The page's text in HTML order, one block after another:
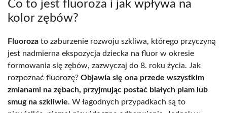
Co to jest fluoroza i jak wpływa na
kolor zębów?
Fluoroza to zaburzenie rozwoju szkliwa, którego przyczyną
jest nadmierna ekspozycja dziecka na fluor w okresie
formowania się zębów, zazwyczaj do 8. roku życia. Jak
rozpoznać fluorozę? Objawia się ona przede wszystkim
zmianami na zębach, przyjmując postać białych plam lub
smug na szkliwie. W łagodnych przypadkach są to